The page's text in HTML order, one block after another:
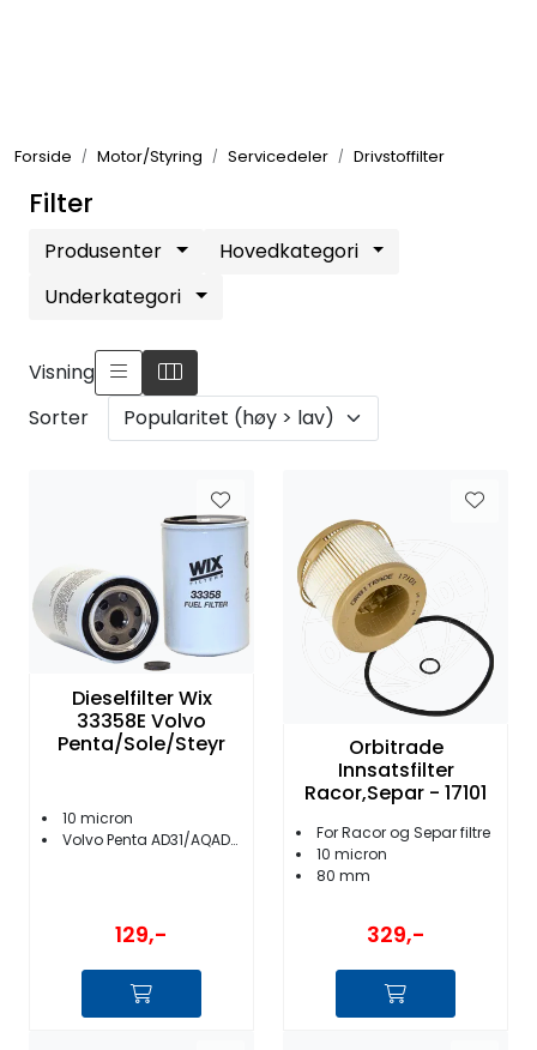
Forside Motor/Styring Servicedeler Drivstoffilter
Filter
Produsenter
Hovedkategori
Underkategori
Visning
Sorter
Dieselfilter Wix
33358E Volvo
Penta/Sole/Steyr
10 micron
Volvo Penta AD31/AQAD30/31/AQD70/D30/KAD32/MD/TAMD m.fl.
129,-
Orbitrade
Innsatsfilter
Racor,Separ - 17101
For Racor og Separ filtre
10 micron
80 mm
329,-
Bygg/Innredning
VVS
Fritid/Sikkerhet
Båtpleie/Opplag
Seil
Nyheter